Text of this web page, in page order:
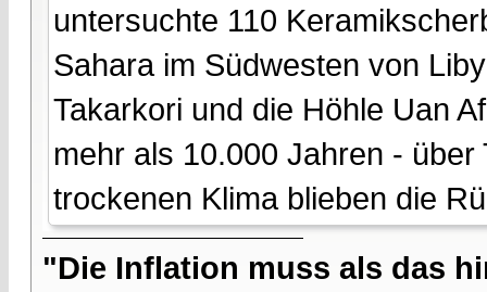
untersuchte 110
Sahara im Südwesten von
Takarkori und die Höhle Uan
mehr als 10.000 Jahren -
trockenen Klima blieben die
"Die Inflation muss als das